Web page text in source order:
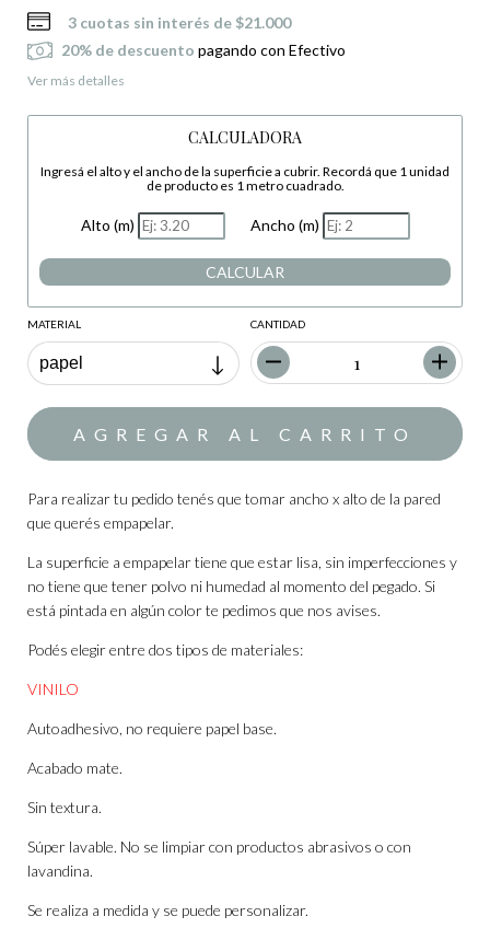
3 cuotas sin interés de $21.000
20% de descuento pagando con Efectivo
Ver más detalles
CALCULADORA
Ingresá el alto y el ancho de la superficie a cubrir. Recordá que 1 unidad
de producto es 1 metro cuadrado.
Alto (m) Ancho (m)
CALCULAR
MATERIAL CANTIDAD
Para realizar tu pedido tenés que tomar ancho x alto de la pared
que querés empapelar.
La superficie a empapelar tiene que estar lisa, sin imperfecciones y
no tiene que tener polvo ni humedad al momento del pegado. Si
está pintada en algún color te pedimos que nos avises.
Podés elegir entre dos tipos de materiales:
VINILO
Autoadhesivo, no requiere papel base.
Acabado mate.
Sin textura.
Súper lavable. No se limpiar con productos abrasivos o con
lavandina.
Se realiza a medida y se puede personalizar.